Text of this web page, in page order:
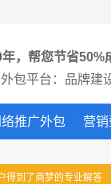
，帮您节省50%
包平台：品牌建
络推广外包 营
得到了商梦的专业解答